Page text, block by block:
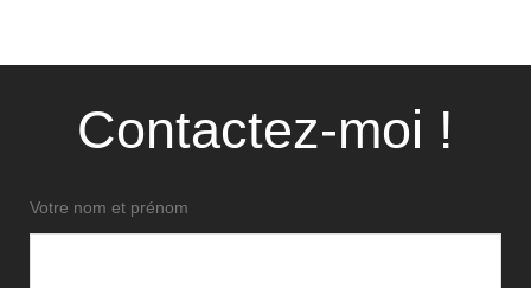
Contactez-moi !
Votre nom et prénom